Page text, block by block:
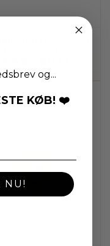
og...
KØB! ❤️
NU!